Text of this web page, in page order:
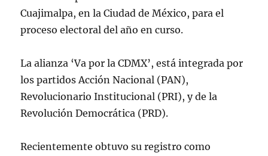
Cuajimalpa, en la Ciudad de México, para el
proceso electoral del año en curso.
La alianza ‘Va por la CDMX’, está integrada por
los partidos Acción Nacional (PAN),
Revolucionario Institucional (PRI), y de la
Revolución Democrática (PRD).
Recientemente obtuvo su registro como